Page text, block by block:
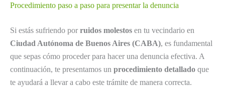
Procedimiento paso a paso para presentar la denuncia
Si estás sufriendo por ruidos molestos en tu vecindario en
Ciudad Autónoma de Buenos Aires (CABA), es fundamental
que sepas cómo proceder para hacer una denuncia efectiva. A
continuación, te presentamos un procedimiento detallado que
te ayudará a llevar a cabo este trámite de manera correcta.